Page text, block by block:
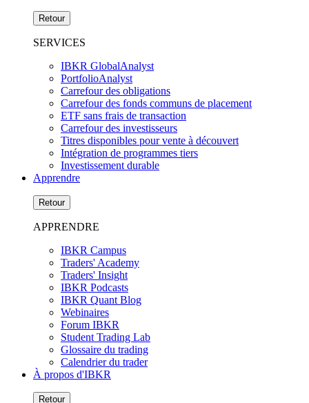
Retour
SERVICES
IBKR GlobalAnalyst
PortfolioAnalyst
Carrefour des obligations
Carrefour des fonds communs de placement
ETF sans frais de transaction
Carrefour des investisseurs
Titres disponibles pour vente à découvert
Intégration de programmes tiers
Investissement durable
Apprendre
Retour
APPRENDRE
IBKR Campus
Traders' Academy
Traders' Insight
IBKR Podcasts
IBKR Quant Blog
Webinaires
Forum IBKR
Student Trading Lab
Glossaire du trading
Calendrier du trader
À propos d'IBKR
Retour